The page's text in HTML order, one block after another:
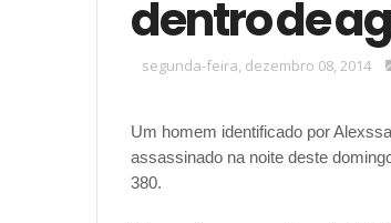
dentro de
segunda-feira, dezembro 08, 2014
Um homem identificado por
assassinado na noite deste
380.